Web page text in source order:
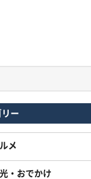
ー
メ
・おでかけ